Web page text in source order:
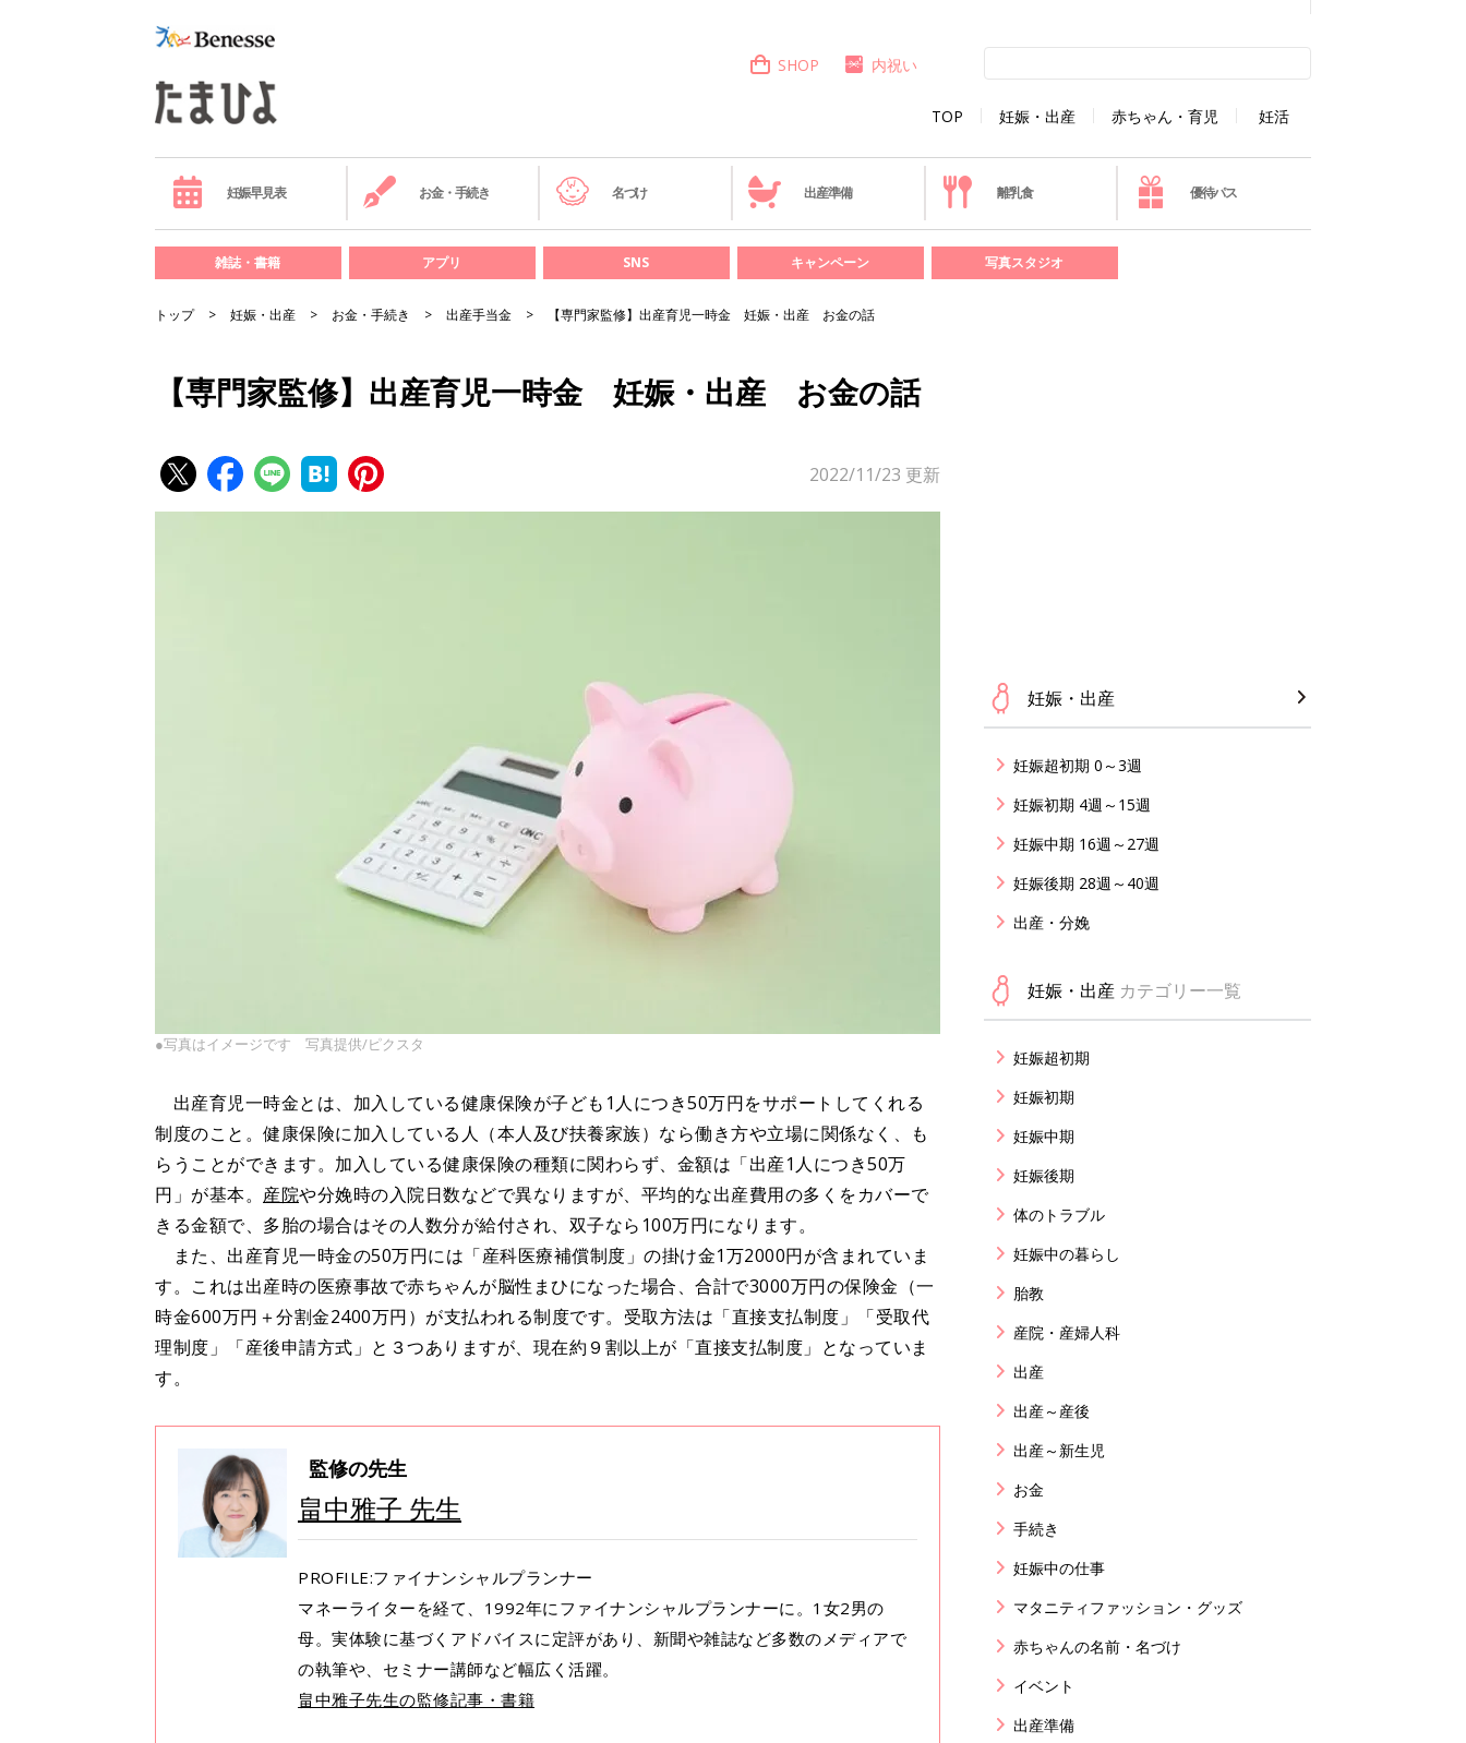
TOP 妊娠・出産 赤ちゃん・育児 妊活
SHOP 内祝い
妊娠早見表 お金・手続き 名づけ 出産準備 離乳食 優待パス
雑誌・書籍 アプリ SNS キャンペーン 写真スタジオ
トップ 妊娠・出産 お金・手続き 出産手当金 【専門家監修】出産育児一時金 妊娠・出産 お金の話
【専門家監修】出産育児一時金 妊娠・出産 お金の話
2022/11/23 更新
●写真はイメージです 写真提供/ピクスタ
出産育児一時金とは、加入している健康保険が子ども1人につき50万円をサポートしてくれる
制度のこと。健康保険に加入している人（本人及び扶養家族）なら働き方や立場に関係なく、も
らうことができます。加入している健康保険の種類に関わらず、金額は「出産1人につき50万
円」が基本。 産院や分娩時の入院日数などで異なりますが、平均的な出産費用の多くをカバーで
きる金額で、多胎の場合はその人数分が給付され、双子なら100万円になります。
また、出産育児一時金の50万円には「産科医療補償制度」の掛け金1万2000円が含まれていま
す。これは出産時の医療事故で赤ちゃんが脳性まひになった場合、合計で3000万円の保険金（一
時金600万円＋分割金2400万円）が支払われる制度です。受取方法は「直接支払制度」「受取代
理制度」「産後申請方式」と３つありますが、現在約９割以上が「直接支払制度」となっていま
す。
監修の先生
畠中雅子 先生
PROFILE:ファイナンシャルプランナー
マネーライターを経て、1992年にファイナンシャルプランナーに。1女2男の
母。実体験に基づくアドバイスに定評があり、新聞や雑誌など多数のメディアで
の執筆や、セミナー講師など幅広く活躍。
畠中雅子先生の監修記事・書籍
妊娠・出産
妊娠超初期 0～3週
妊娠初期 4週～15週
妊娠中期 16週～27週
妊娠後期 28週～40週
出産・分娩
妊娠・出産 カテゴリー一覧
妊娠超初期
妊娠初期
妊娠中期
妊娠後期
体のトラブル
妊娠中の暮らし
胎教
産院・産婦人科
出産
出産～産後
出産～新生児
お金
手続き
妊娠中の仕事
マタニティファッション・グッズ
赤ちゃんの名前・名づけ
イベント
出産準備